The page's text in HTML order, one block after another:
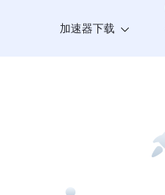
加速器下载